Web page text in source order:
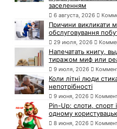
заселенням
6 августа, 2026
Причини викликати
обслуговування
29 июля, 2026
Напечатать книгу,
тиражом миф или
9 июля, 2026
Коли літні люди
непотрібності
9 июня, 2026
Pin-Up: слоти, спорт
одному
8 июня, 2026